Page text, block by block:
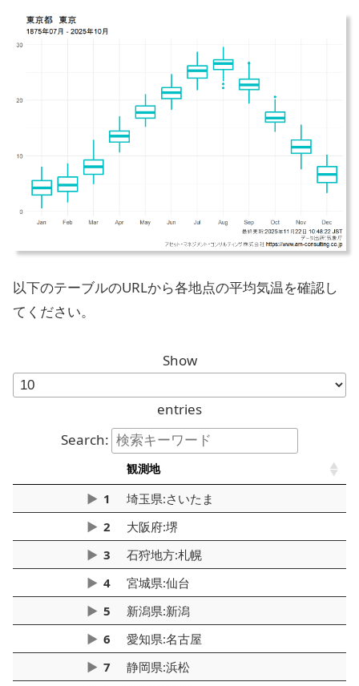
以下のテーブルのURLから各地点の平均気温を確認し
てください。
Show
entries
Search:
観測地
1
埼玉県:さいたま
2
大阪府:堺
3
石狩地方:札幌
4
宮城県:仙台
5
新潟県:新潟
6
愛知県:名古屋
7
静岡県:浜松